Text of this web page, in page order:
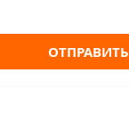
ОТПРАВИТЬ